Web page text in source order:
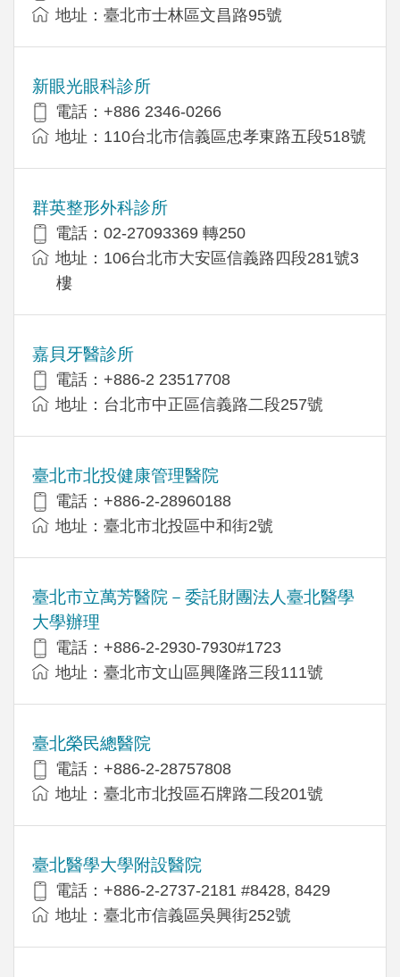
地址：臺北市士林區文昌路95號
新眼光眼科診所
電話：+886 2346-0266
地址：110台北市信義區忠孝東路五段518號
群英整形外科診所
電話：02-27093369 轉250
地址：106台北市大安區信義路四段281號3
樓
嘉貝牙醫診所
電話：+886-2 23517708
地址：台北市中正區信義路二段257號
臺北市北投健康管理醫院
電話：+886-2-28960188
地址：臺北市北投區中和街2號
臺北市立萬芳醫院－委託財團法人臺北醫學
大學辦理
電話：+886-2-2930-7930#1723
地址：臺北市文山區興隆路三段111號
臺北榮民總醫院
電話：+886-2-28757808
地址：臺北市北投區石牌路二段201號
臺北醫學大學附設醫院
電話：+886-2-2737-2181 #8428, 8429
地址：臺北市信義區吳興街252號